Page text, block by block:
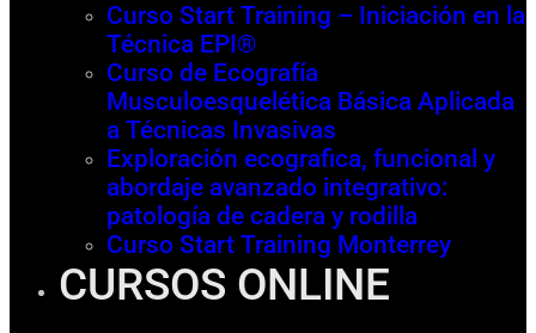
Curso Start Training – Iniciación en la
Técnica EPI®
Curso de Ecografía
Musculoesquelética Básica Aplicada
a Técnicas Invasivas
Exploración ecografica, funcional y
abordaje avanzado integrativo:
patología de cadera y rodilla
Curso Start Training Monterrey
CURSOS ONLINE